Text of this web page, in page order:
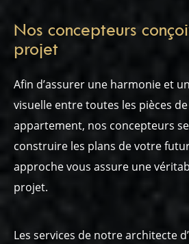
Nos concepteurs
projet
Afin d’assurer une harmonie et
visuelle entre toutes les pièces
appartement, nos concepteurs
construire les plans de votre
approche vous assure une
projet.
Les services de notre architecte